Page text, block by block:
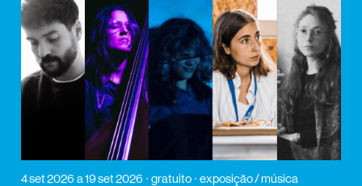
4 set 2026 a 19 set 2026 gratuito exposição / música